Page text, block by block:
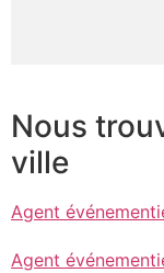
Nous
ville
Agent
Agent